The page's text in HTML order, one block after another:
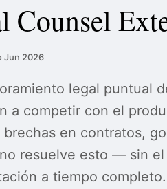
Counsel
Jun 2026
legal puntual
a competir con el
en contratos,
resuelve esto — sin
a tiempo